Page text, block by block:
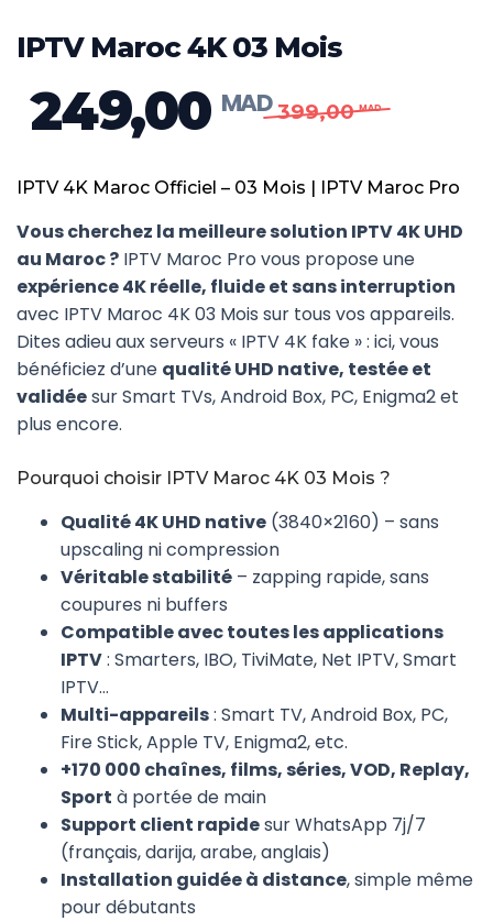
IPTV Maroc 4K 03 Mois
399,00
Le
initial
était :
MAD 399,00.
249,00Le
actuel
est :
MAD 249,00.
IPTV 4K Maroc Officiel – 03 Mois | IPTV Maroc Pro
Vous cherchez la meilleure solution IPTV 4K UHD
au Maroc ? IPTV Maroc Pro vous propose une
expérience 4K réelle, fluide et sans interruption
avec IPTV Maroc 4K 03 Mois sur tous vos appareils.
Dites adieu aux serveurs « IPTV 4K fake » : ici, vous
bénéficiez d’une qualité UHD native, testée et
validéesur Smart TVs, Android Box, PC, Enigma2 et
plus encore.
Pourquoi choisir IPTV Maroc 4K 03 Mois ?
Qualité 4K UHD native (3840×2160) – sans
upscaling ni compression
Véritable stabilité – zapping rapide, sans
coupures ni buffers
Compatible avec toutes les applications
IPTV: Smarters, IBO, TiviMate, Net IPTV, Smart
IPTV…
Multi-appareils: Smart TV, Android Box, PC,
Fire Stick, Apple TV, Enigma2, etc.
+170 000 chaînes, films, séries, VOD, Replay,
Sport à portée de main
Support client rapidesur WhatsApp 7j/7
(français, darija, arabe, anglais)
Installation guidée à distance, simple même
pour débutants